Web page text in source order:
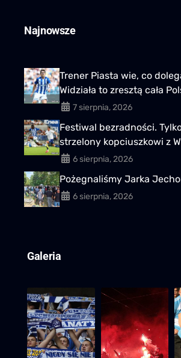
Najnowsze
Trener Piasta wie, co
Widziała to zresztą cała
7 sierpnia, 2026
Festiwal bezradności.
strzelony kopciuszkowi z
6 sierpnia, 2026
Pożegnaliśmy Jarka
6 sierpnia, 2026
Galeria